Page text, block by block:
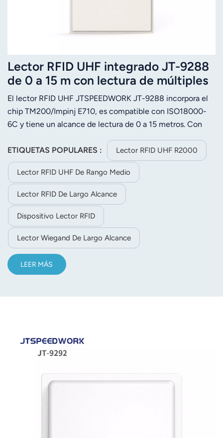
Lector RFID UHF integrado JT-9288
de 0 a 15 m con lectura de múltiples
etiquetas.
El lector RFID UHF JTSPEEDWORK JT-9288 incorpora el
chip TM200/Impinj E710, es compatible con ISO18000-
6C y tiene un alcance de lectura de 0 a 15 metros. Con
RS232/TCP/IP/WiFi, funciona en un rango de temperatura
de -40 °C a 75 °C, ideal para logística, control de acceso,
etc.
ETIQUETAS POPULARES : Lector RFID UHF R2000
Lector RFID UHF De Rango Medio
Lector RFID De Largo Alcance
Dispositivo Lector RFID
Lector Wiegand De Largo Alcance
LEER MÁS